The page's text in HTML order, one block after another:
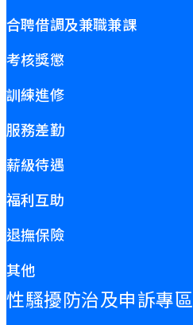
合聘借調及兼職兼課
考核獎懲
訓練進修
服務差勤
薪級待遇
福利互助
退撫保險
其他
性騷擾防治及申訴專區